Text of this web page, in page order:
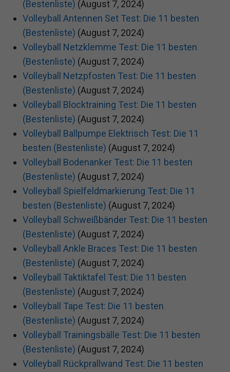
(Bestenliste) (August 7, 2024)
Volleyball Antennen Set Test: Die 11 besten
(Bestenliste) (August 7, 2024)
Volleyball Netzklemme Test: Die 11 besten
(Bestenliste) (August 7, 2024)
Volleyball Netzpfosten Test: Die 11 besten
(Bestenliste) (August 7, 2024)
Volleyball Blocktraining Test: Die 11 besten
(Bestenliste) (August 7, 2024)
Volleyball Ballpumpe Elektrisch Test: Die 11
besten (Bestenliste) (August 7, 2024)
Volleyball Bodenanker Test: Die 11 besten
(Bestenliste) (August 7, 2024)
Volleyball Spielfeldmarkierung Test: Die 11
besten (Bestenliste) (August 7, 2024)
Volleyball Schweißbänder Test: Die 11 besten
(Bestenliste) (August 7, 2024)
Volleyball Ankle Braces Test: Die 11 besten
(Bestenliste) (August 7, 2024)
Volleyball Taktiktafel Test: Die 11 besten
(Bestenliste) (August 7, 2024)
Volleyball Tape Test: Die 11 besten
(Bestenliste) (August 7, 2024)
Volleyball Trainingsbälle Test: Die 11 besten
(Bestenliste) (August 7, 2024)
Volleyball Rückprallwand Test: Die 11 besten